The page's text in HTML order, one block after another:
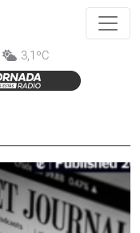
3,1ºC